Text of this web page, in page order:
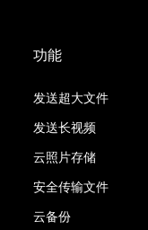
功能
发送超大文件
发送长视频
云照片存储
安全传输文件
云备份